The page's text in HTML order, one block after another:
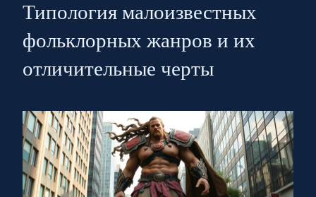
Типология малоизвестных
фольклорных жанров и их
отличительные черты